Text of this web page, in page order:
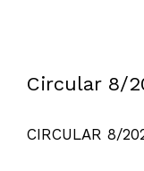
Circular 8/
CIRCULAR 8/